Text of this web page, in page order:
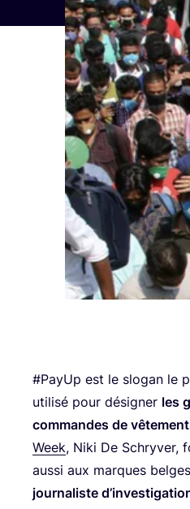
#PayUp est le slo­gan le
uti­li­sé pour dési­gner les
com­mandes de
Week, Niki De Schry­ver,
aus­si aux marques
jour­na­liste